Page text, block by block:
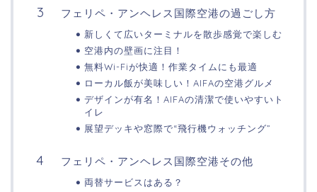
フェリペ・アンヘレス国際空港の過ごし方
新しくて広いターミナルを散歩感覚で楽しむ
空港内の壁画に注目！
無料Wi-Fiが快適！作業タイムにも最適
ローカル飯が美味しい！AIFAの空港グルメ
デザインが有名！AIFAの清潔で使いやすいト
イレ
展望デッキや窓際で“飛行機ウォッチング”
フェリペ・アンヘレス国際空港その他
両替サービスはある？